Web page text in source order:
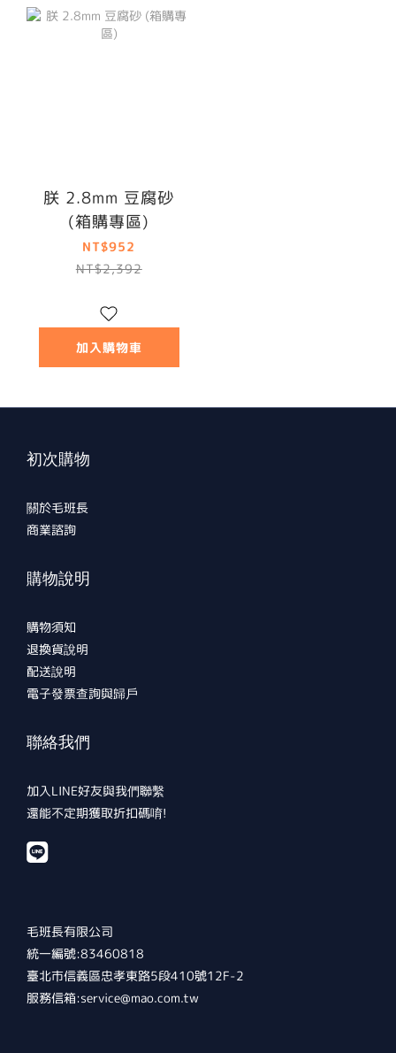
朕 2.8mm 豆腐砂
(箱購專區)
NT$952
NT$2,392
加入購物車
初次購物
關於毛班長
商業諮詢
購物說明
購物須知
退換貨說明
配送說明
電子發票查詢與歸戶
聯絡我們
加入LINE好友與我們聯繫
還能不定期獲取折扣碼唷!
毛班長有限公司
統一編號:83460818
臺北市信義區忠孝東路5段410號12F-2
服務信箱:service@mao.com.tw